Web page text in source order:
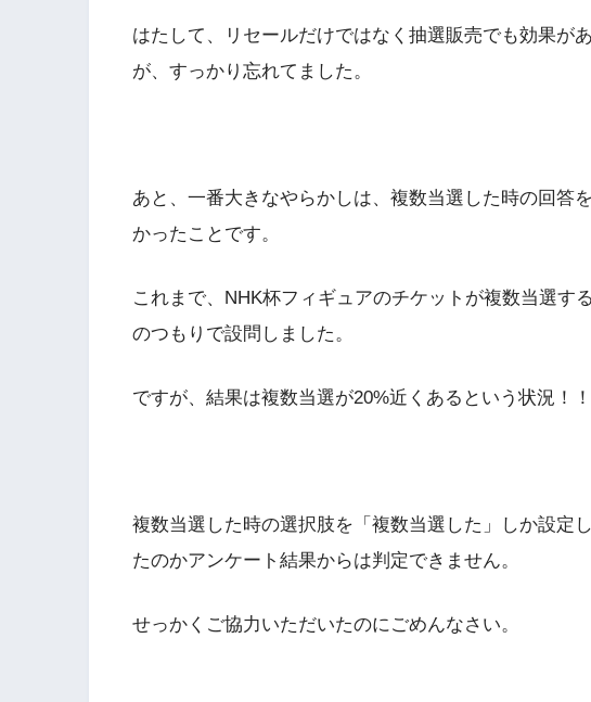
はたして、リセールだけではなく抽選販売でも効果が
が、すっかり忘れてました。
あと、一番大きなやらかしは、複数当選した時の回答
かったことです。
これまで、NHK杯フィギュアのチケットが複数当選す
のつもりで設問しました。
ですが、結果は複数当選が20%近くあるという状況！！
複数当選した時の選択肢を「複数当選した」しか設定
たのかアンケート結果からは判定できません。
せっかくご協力いただいたのにごめんなさい。